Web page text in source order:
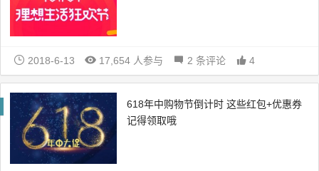
2018-6-13 17,654 人参与 2 条评论 4
618年中购物节倒计时 这些红包+优惠券
记得领取哦